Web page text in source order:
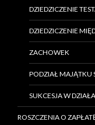
DZIEDZICZENIE
DZIEDZICZENIE
ZACHOWEK
PODZIAŁ MAJĄTKU
SUKCESJA W
ROSZCZENIA O